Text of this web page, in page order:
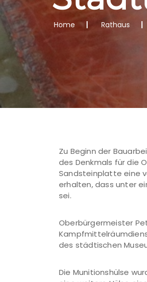
Home Rathaus
Zu Beginn der
des Denkmals für die
Sandsteinplatte eine
erhalten, dass unter
sei.
Oberbürgermeister
des städtischen
Die Munitionshülse